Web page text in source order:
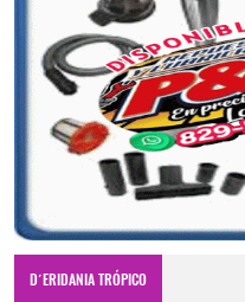
D´ERIDANIA TRÓPICO